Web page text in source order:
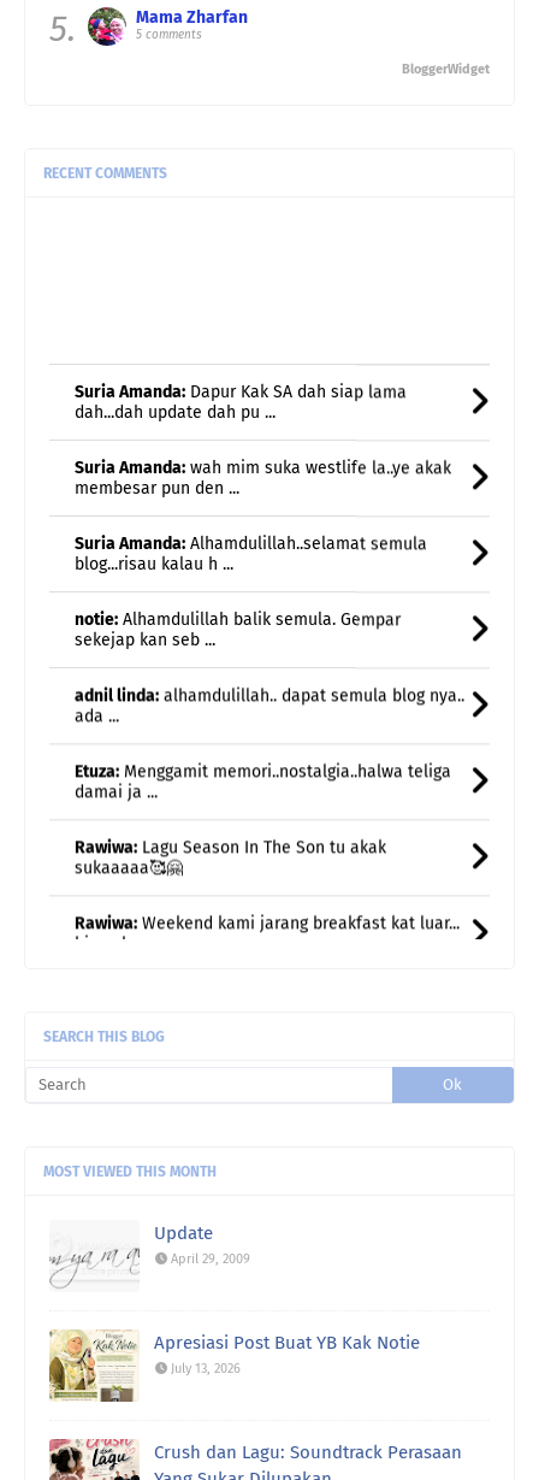
5. Mama Zharfan
5 comments
BloggerWidget
RECENT COMMENTS
membesar pun den ...
blog...risau kalau h ...
sekejap kan seb ...
ada ...
damai ja ...
biasa br ...
uncle gedek:
SEARCH THIS BLOG
MOST VIEWED THIS MONTH
Update
April 29, 2009
Apresiasi Post Buat YB Kak Notie
July 13, 2026
Crush dan Lagu: Soundtrack Perasaan